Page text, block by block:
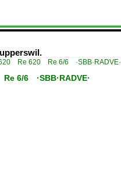
Re 620 Re 6/6 ·SBB·RADVE·
6/6 ·SBB·RADVE·